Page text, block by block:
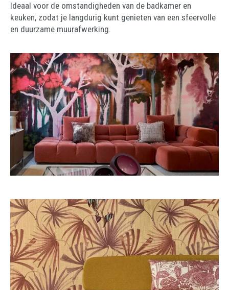
Ideaal voor de omstandigheden van de badkamer en
keuken, zodat je langdurig kunt genieten van een sfeervolle
en duurzame muurafwerking.